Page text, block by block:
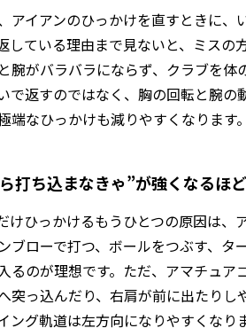
アイアンのひっかけを直すときに
している理由まで見ないと、ミス
腕がバラバラにならず、クラブを
で返すのではなく、胸の回転と腕
端なひっかけも減りやすくなります。
打ち込まなきゃ”が強くなるほ
けひっかけるもうひとつの原因は、
ブローで打つ、ボールをつぶす、
るのが理想です。ただ、アマチュ
突っ込んだり、右肩が前に出たり
ング軌道は左方向になりやすくなりま